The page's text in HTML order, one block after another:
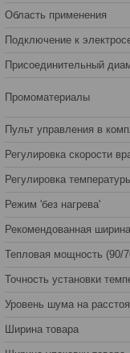
Область применения
Подключение к
Присоединительный
Промоматериалы
Пульт управления в
Регулировка скорости
Регулировка
Режим 'без нагрева'
Рекомендованная
Тепловая мощность (90/
Точность установки
Уровень шума на
Ширина товара